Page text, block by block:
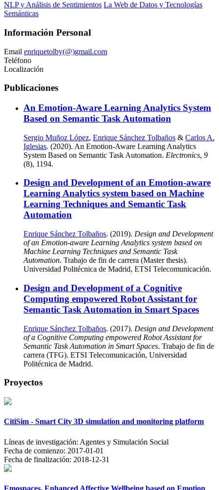
NLP y Análisis de Sentimientos La Web de Datos y Tecnologías
Semánticas
Información Personal
Email enriquetolby(@)gmail.com
Teléfono
Localización
Publicaciones
An Emotion-Aware Learning Analytics System
Based on Semantic Task Automation
Sergio Muñoz López, Enrique Sánchez Tolbaños & Carlos A.
Iglesias. (2020). An Emotion-Aware Learning Analytics
System Based on Semantic Task Automation. Electronics, 9
(8), 1194.
Design and Development of an Emotion-aware
Learning Analytics system based on Machine
Learning Techniques and Semantic Task
Automation
Enrique Sánchez Tolbaños. (2019). Design and Development
of an Emotion-aware Learning Analytics system based on
Machine Learning Techniques and Semantic Task
Automation. Trabajo de fin de carrera (Master thesis).
Universidad Politécnica de Madrid, ETSI Telecomunicación.
Design and Development of a Cognitive
Computing empowered Robot Assistant for
Semantic Task Automation in Smart Spaces
Enrique Sánchez Tolbaños. (2017). Design and Development
of a Cognitive Computing empowered Robot Assistant for
Semantic Task Automation in Smart Spaces. Trabajo de fin de
carrera (TFG). ETSI Telecomunicación, Universidad
Politécnica de Madrid.
Proyectos
CitiSim - Smart City 3D simulation and monitoring platform
Líneas de investigación: Agentes y Simulación Social
Fecha de comienzo: 2017-01-01
Fecha de finalización: 2018-12-31
Emospaces. Enhanced Affective Wellbeing based on Emotion